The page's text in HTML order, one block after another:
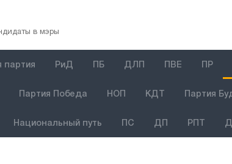
в мэры
партия РиД ПБ ДЛП ПВЕ ПР
Партия Победа НОП КДТ Партия
Национальный путь ПС ДП РПТ